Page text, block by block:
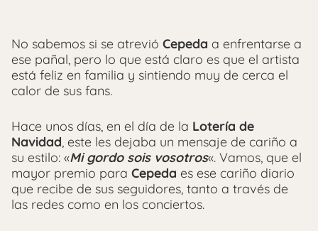
No sabemos si se atrevió Cepeda a enfrentarse a
ese pañal, pero lo que está claro es que el artista
está feliz en familia y sintiendo muy de cerca el
calor de sus fans.
Hace unos días, en el día de la Lotería de
Navidad, este les dejaba un mensaje de cariño a
su estilo: «Mi gordo sois vosotros«. Vamos, que el
mayor premio para Cepeda es ese cariño diario
que recibe de sus seguidores, tanto a través de
las redes como en los conciertos.